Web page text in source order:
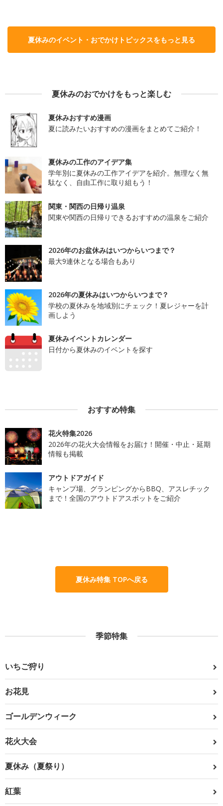
夏休みのイベント・おでかけトピックスをもっと見る
夏休みのおでかけをもっと楽しむ
夏休みおすすめ漫画
夏に読みたいおすすめの漫画をまとめてご紹介！
夏休みの工作のアイデア集
学年別に夏休みの工作アイデアを紹介。無理なく無
駄なく、自由工作に取り組もう！
関東・関西の日帰り温泉
関東や関西の日帰りできるおすすめの温泉をご紹介
2026年のお盆休みはいつからいつまで？
最大9連休となる場合もあり
2026年の夏休みはいつからいつまで？
学校の夏休みを地域別にチェック！夏レジャーを計
画しよう
夏休みイベントカレンダー
日付から夏休みのイベントを探す
おすすめ特集
花火特集2026
2026年の花火大会情報をお届け！開催・中止・延期
情報も掲載
アウトドアガイド
キャンプ場、グランピングからBBQ、アスレチック
まで！全国のアウトドアスポットをご紹介
夏休み特集 TOPへ戻る
季節特集
いちご狩り
お花見
ゴールデンウィーク
花火大会
夏休み（夏祭り）
紅葉